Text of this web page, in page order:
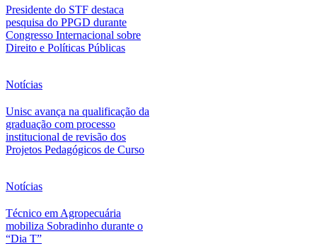
Presidente do STF destaca
pesquisa do PPGD durante
Congresso Internacional sobre
Direito e Políticas Públicas
Notícias
Unisc avança na qualificação da
graduação com processo
institucional de revisão dos
Projetos Pedagógicos de Curso
Notícias
Técnico em Agropecuária
mobiliza Sobradinho durante o
“Dia T”